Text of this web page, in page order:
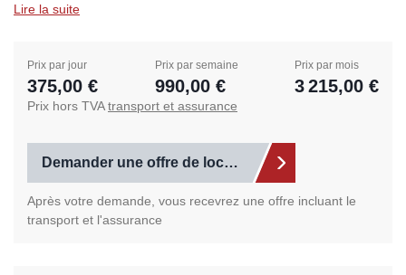
Lire la suite
Prix par jour
375,00 €
Prix par semaine
990,00 €
Prix par mois
3 215,00 €
Prix hors TVAtransport et assurance
Demander une offre de location
Après votre demande, vous recevrez une offre incluant le
transport et l'assurance